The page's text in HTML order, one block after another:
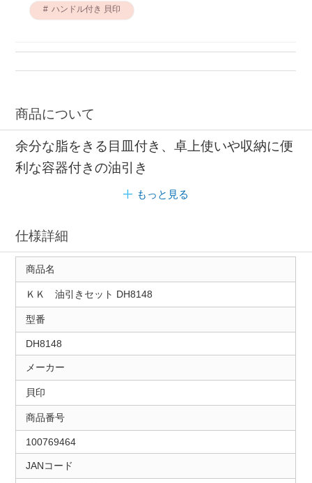
ハンドル付き 貝印
商品について
余分な脂をきる目皿付き、卓上使いや収納に便
利な容器付きの油引き
もっと見る
仕様詳細
商品名
ＫＫ 油引きセット DH8148
型番
DH8148
メーカー
貝印
商品番号
100769464
JANコード